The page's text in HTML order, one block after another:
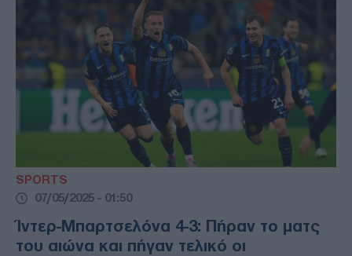
SPORTS
07/05/2025 - 01:50
Ίντερ-Μπαρτσελόνα 4-3: Πήραν το ματς
του αιώνα και πήγαν τελικό οι